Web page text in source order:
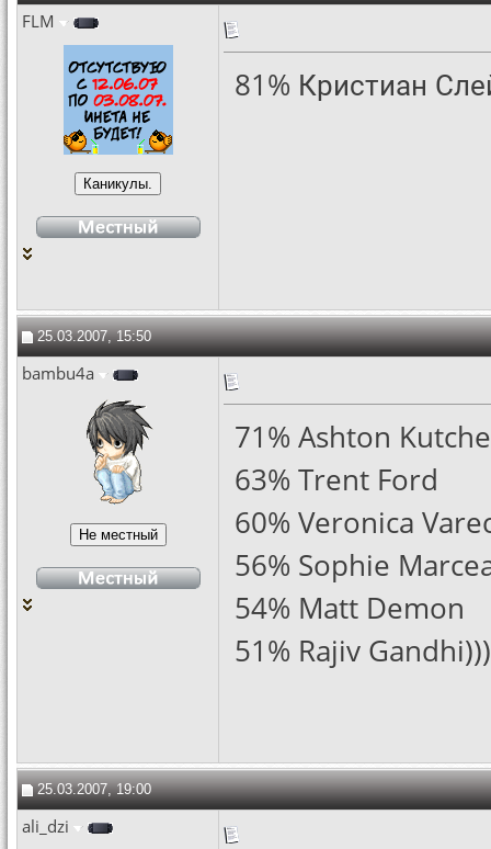
FLM
81% Кристиан
25.03.2007, 15:50
bambu4a
71% Ashton
63% Trent Ford
60% Veronica
56% Sophie
54% Matt Demon
51% Rajiv
25.03.2007, 19:00
ali_dzi